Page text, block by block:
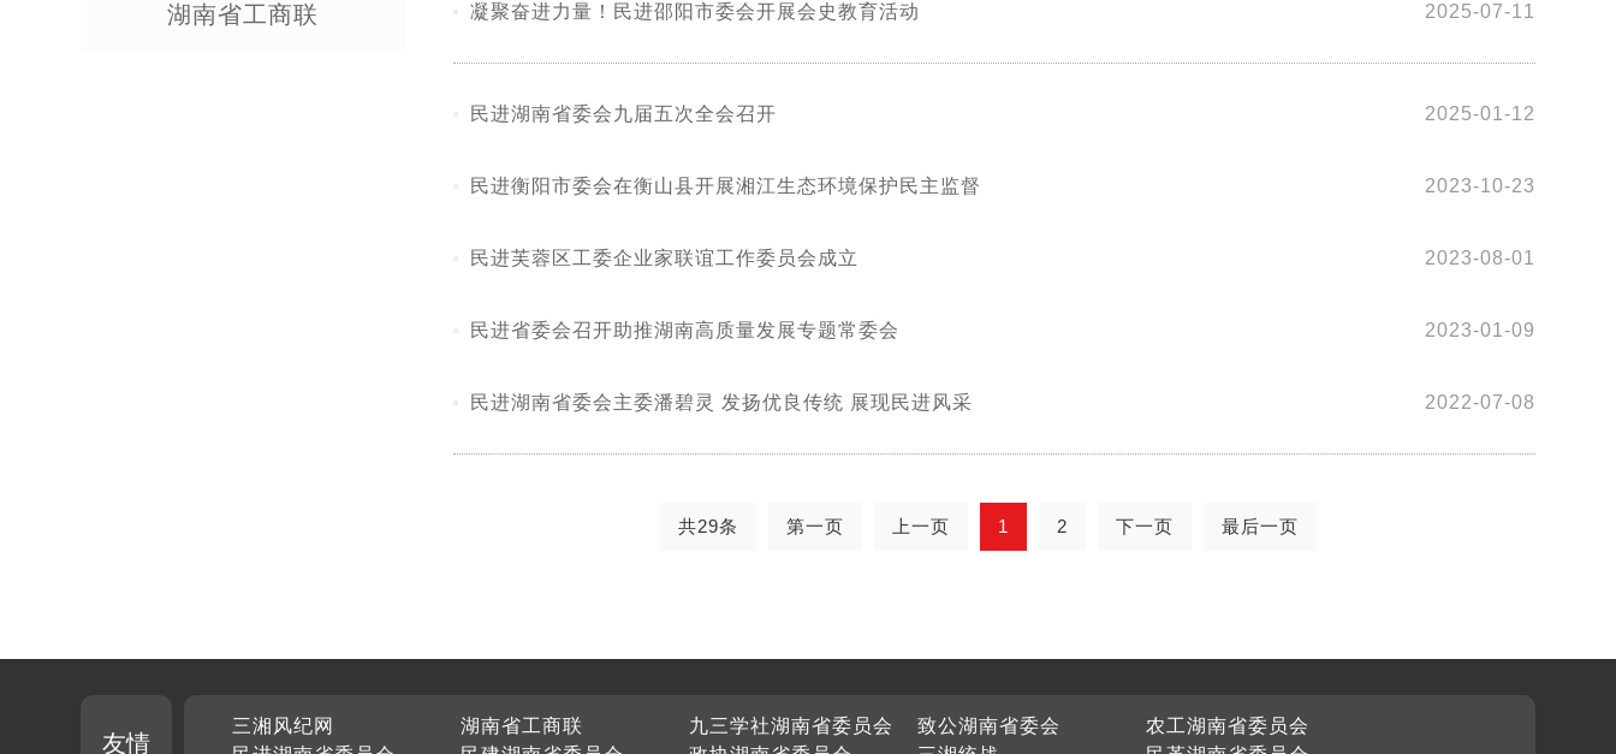
湖南省工商联 凝聚奋进力量！民进邵阳市委会开展会史教育活动 2025-07-11
民进湖南省委会九届五次全会召开 2025-01-12
民进衡阳市委会在衡山县开展湘江生态环境保护民主监督 2023-10-23
民进芙蓉区工委企业家联谊工作委员会成立 2023-08-01
民进省委会召开助推湖南高质量发展专题常委会 2023-01-09
民进湖南省委会主委潘碧灵 发扬优良传统 展现民进风采 2022-07-08
共29条 第一页 上一页 1 2 下一页 最后一页
友情
三湘风纪网 湖南省工商联 九三学社湖南省委员会 致公湖南省委会
农工湖南省委员会